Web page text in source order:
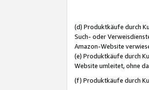
(d) Produktkäufe durch
Such- oder
Amazon-Website
(e) Produktkäufe durch
Website umleitet, ohne
(f) Produktkäufe durch